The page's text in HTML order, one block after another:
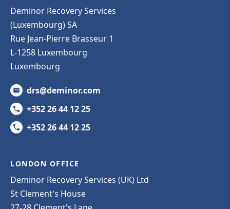
Deminor Recovery Services
(Luxembourg) SA
Rue Jean-Pierre Brasseur 1
L-1258 Luxembourg
Luxembourg
drs@deminor.com
+352 26 44 12 25
+352 26 44 12 25
LONDON OFFICE
Deminor Recovery Services (UK) Ltd
St Clement's House